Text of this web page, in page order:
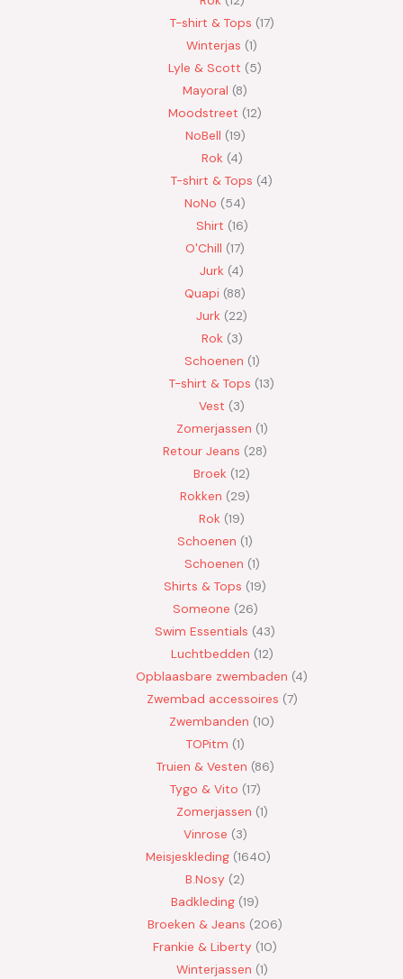
T-shirt & Tops 17
Winterjas 1
Lyle & Scott
5
Mayoral 8
Moodstreet 12
NoBell 19
Rok 4
T-shirt & Tops 4
NoNo
54
Shirt 16
O'Chill 17
Jurk 4
Quapi 88
Jurk 22
Rok 3
Schoenen 1
T-shirt & Tops 13
Vest
3
Zomerjassen 1
Retour Jeans
28
Broek 12
Rokken
29
Rok 19
Schoenen 1
Schoenen 1
Shirts & Tops 19
Someone 26
Swim Essentials 43
Luchtbedden 12
Opblaasbare zwembaden 4
Zwembad accessoires 7
Zwembanden 10
TOPitm 1
Truien & Vesten 86
Tygo & Vito 17
Zomerjassen 1
Vinrose 3
Meisjeskleding 1640
B.Nosy
2
Badkleding 19
Broeken & Jeans
206
Frankie & Liberty 10
Winterjassen 1